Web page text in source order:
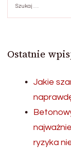
Ostatnie
Jakie
ryzyka